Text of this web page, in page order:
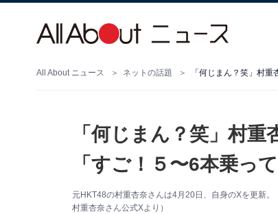
All About ニュース ネットの話題 「何じまん？笑」村
「何じまん？笑」村
「すご！５〜6本乗っ
元HKT48の村重杏奈さんは4月20日、自身のXを更新
村重杏奈さん公式Xより）